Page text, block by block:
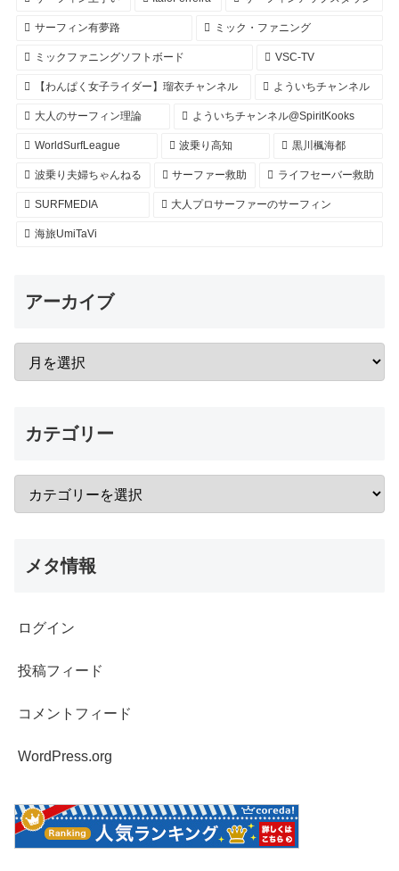
サーフィン有夢路 ミック・ファニング
ミックファニングソフトボード VSC-TV
【わんぱく女子ライダー】瑠衣チャンネル よういちチャンネル
大人のサーフィン理論 よういちチャンネル@SpiritKooks
WorldSurfLeague 波乗り高知 黒川楓海都
波乗り夫婦ちゃんねる サーファー救助 ライフセーバー救助
SURFMEDIA 大人プロサーファーのサーフィン
海旅UmiTaVi
アーカイブ
カテゴリー
メタ情報
ログイン
投稿フィード
コメントフィード
WordPress.org